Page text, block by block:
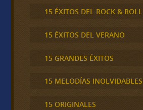
15 ÉXITOS DEL ROCK & ROLL
15 ÉXITOS DEL VERANO
15 GRANDES ÉXITOS
15 MELODÍAS INOLVIDABLES
15 ORIGINALES